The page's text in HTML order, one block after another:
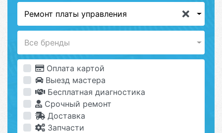
Ремонт платы управления
Все бренды
Оплата картой
Выезд мастера
Бесплатная диагностика
Срочный ремонт
Доставка
Запчасти